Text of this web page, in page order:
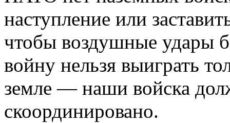
наступление или
чтобы воздушные удары
войну нельзя выиграть
земле — наши войска
скоординировано.